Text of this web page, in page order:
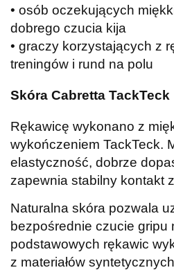
• osób oczekujących
dobrego czucia kija
• graczy korzystających z
treningów i rund na polu
Skóra Cabretta TackTeck
Rękawicę wykonano z
wykończeniem TackTeck.
elastyczność, dobrze
zapewnia stabilny kontakt
Naturalna skóra pozwala
bezpośrednie czucie gripu
podstawowych rękawic
z materiałów